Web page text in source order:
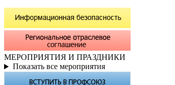
МЕРОПРИЯТИЯ И ПРАЗДНИКИ
Показать все мероприятия